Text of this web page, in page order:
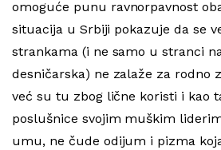
omoguće punu ravnorpavnost
situacija u Srbiji pokazuje da se
strankama (i ne samo u stranci
desničarska) ne zalaže za rodno
već su tu zbog lične koristi i kao
poslušnice svojim muškim
umu, ne čude odijum i pizma